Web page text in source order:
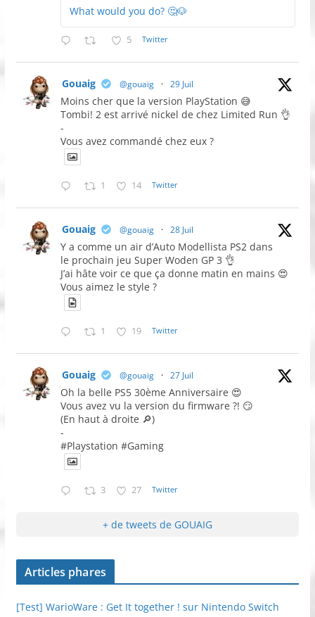
What would you do? 🤔🐶
5 Twitter
Gouaig @gouaig · 29 Juil
Moins cher que la version PlayStation 😅
Tombi! 2 est arrivé nickel de chez Limited Run 👌
-
Vous avez commandé chez eux ?
1 14 Twitter
Gouaig @gouaig · 28 Juil
Y a comme un air d’Auto Modellista PS2 dans
le prochain jeu Super Woden GP 3 👌
J’ai hâte voir ce que ça donne matin en mains 😍
Vous aimez le style ?
1 19 Twitter
Gouaig @gouaig · 27 Juil
Oh la belle PS5 30ème Anniversaire 😍
Vous avez vu la version du firmware ?! 😏
(En haut à droite 🔎)
-
#Playstation #Gaming
3 27 Twitter
+ de tweets de GOUAIG
Articles phares
[Test] WarioWare : Get It together ! sur Nintendo Switch